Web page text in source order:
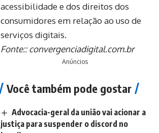
acessibilidade e dos direitos dos
consumidores em relação ao uso de
serviços digitais.
Fonte::convergenciadigital.com.br
Anúncios
Você também pode gostar
Advocacia-geral da união vai acionar a
justiça para suspender o discord no